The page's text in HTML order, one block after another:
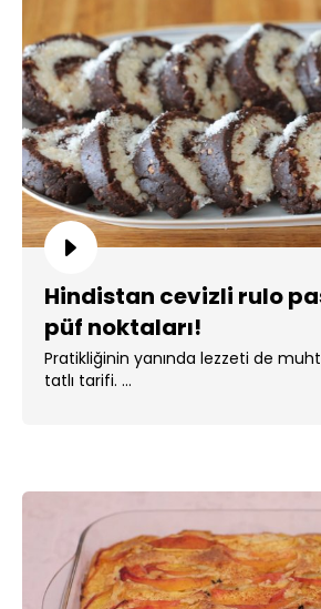
Hindistan cevizli rulo
püf noktaları!
Pratikliğinin yanında lezzeti de
tatlı tarifi. ...